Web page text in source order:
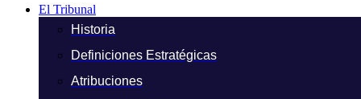
El Tribunal
Historia
Definiciones Estratégicas
Atribuciones